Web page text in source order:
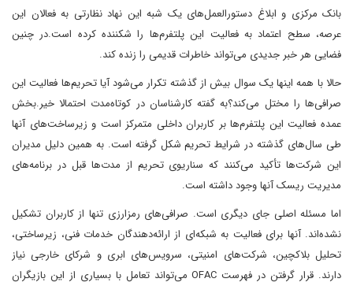
بانک مرکزی و ابلاغ دستورالعمل‌های یک شبه این نهاد نظارتی به فعالان این
عرصه، سطح اعتماد به فعالیت این پلتفرم‌ها را شکننده کرده است.در چنین
فضایی هر خبر جدیدی می‌تواند خاطرات قدیمی را زنده کند.
حالا با همه اینها یک سوال بیش از گذشته تکرار می‌شود آیا تحریم‌ها فعالیت این
صرافی‌ها را مختل می‌کند؟به گفته کارشناسان در کوتاه‌مدت احتمالا خیر.بخش
عمده فعالیت این پلتفرم‌ها بر کاربران داخلی متمرکز است و زیرساخت‌های آنها
طی سال‌های گذشته در شرایط تحریم شکل گرفته است. به همین دلیل مدیران
این شرکت‌ها تأکید می‌کنند که سناریوی تحریم از مدت‌ها قبل در برنامه‌های
مدیریت ریسک آنها وجود داشته است.
اما مسئله اصلی جای دیگری است. صرافی‌های رمزارزی تنها از کاربران تشکیل
نشده‌اند. آنها برای فعالیت به شبکه‌ای از ارائه‌دهندگان خدمات فنی، زیرساختی،
تحلیل بلاکچین، شرکت‌های امنیتی، سرویس‌های ابری و شرکای خارجی نیاز
دارند. قرار گرفتن در فهرست OFAC می‌تواند تعامل با بسیاری از این بازیگران